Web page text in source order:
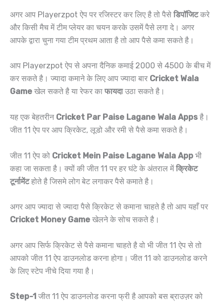
अगर आप Playerzpot ऐप पर रजिस्टर कर लिए है तो पैसे डिपॉजिटकरे
और किसी मैच में टीम प्लेयर का चयन करके उसमें पैसे लगा दे। अगर
आपके द्वारा चुना गया टीम प्रथम आता है तो आप पैसे कमा सकते है।
आप Playerzpot ऐप से अपना दैनिक कमाई 2000 से 4500 के बीच में
कर सकते है। ज्यादा कमाने के लिए आप ज्यादा बार Cricket Wala
Game खेल सकते है या रेफर का फायदाउठा सकते है।
यह एक बेहतरीन Cricket Par Paise Lagane Wala Apps है।
जीत 11 ऐप पर आप क्रिकेट, लूडो और रमी से पैसे कमा सकते है।
जीत 11 ऐप को Cricket Mein Paise Lagane Wala App भी
कहा जा सकता है। क्यों की जीत 11 पर हर घंटे के अंतराल मेंक्रिकेट
टूर्नामेंटहोते है जिसमे लोग बेट लगाकर पैसे कमाते है।
अगर आप ज्यादा से ज्यादा पैसे क्रिकेट से कमाना चाहते है तो आप यहाँ पर
Cricket Money Game खेलने के सोच सकते है।
अगर आप सिर्फ क्रिकेट से पैसे कमाना चाहते है वो भी जीत 11 ऐप से तो
आपको जीत 11 ऐप डाउनलोड करना होगा। जीत 11 को डाउनलोड करने
के लिए स्टेप नीचे दिया गया है।
Step-1 जीत 11 ऐप डाउनलोड करना फ्री है आपको बस ब्राउज़र को